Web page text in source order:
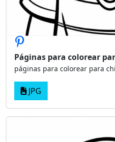
Páginas para colorear
páginas para colorear para
JPG